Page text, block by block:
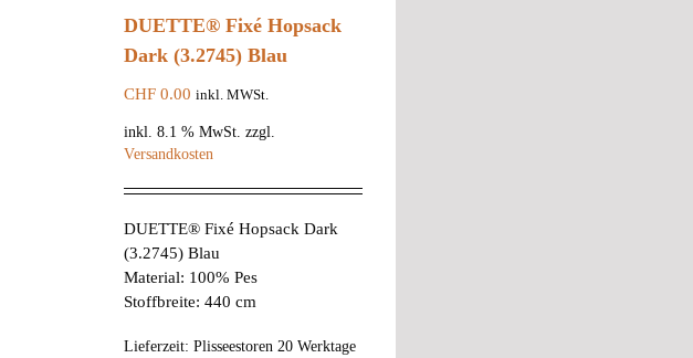
DUETTE® Fixé Hopsack
Dark (3.2745) Blau
CHF0.00 inkl. MWSt.
inkl. 8.1 % MwSt. zzgl.
Versandkosten
DUETTE® Fixé Hopsack Dark
(3.2745) Blau
Material: 100% Pes
Stoffbreite: 440 cm
Lieferzeit: Plisseestoren 20 Werktage